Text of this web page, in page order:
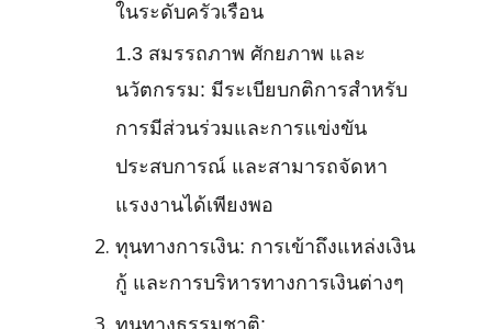
ในระดับครัวเรือน
1.3 สมรรถภาพ ศักยภาพ และ
นวัตกรรม: มีระเบียบกติการสำหรับ
การมีส่วนร่วมและการแข่งขัน
ประสบการณ์ และสามารถจัดหา
แรงงานได้เพียงพอ
ทุนทางการเงิน: การเข้าถึงแหล่งเงิน
กู้ และการบริหารทางการเงินต่างๆ
ทุนทางธรรมชาติ: